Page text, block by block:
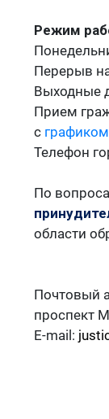
Режим
Перерыв
Выходные
Прием
с графиком
Телефон
По
области
Почтовый
проспект
E-mail: